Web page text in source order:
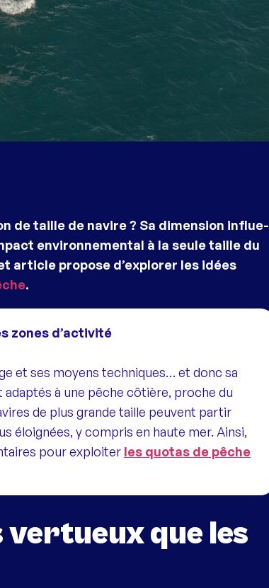
de taille de navire ? Sa dimension influe-
environnemental à la seule taille du
article propose d’explorer les idées
.
zones d’activité
et ses moyens techniques… et donc sa
à une pêche côtière, proche du
de plus grande taille peuvent partir
éloignées, y compris en haute mer. Ainsi,
pour exploiter les quotas de pêche
que les